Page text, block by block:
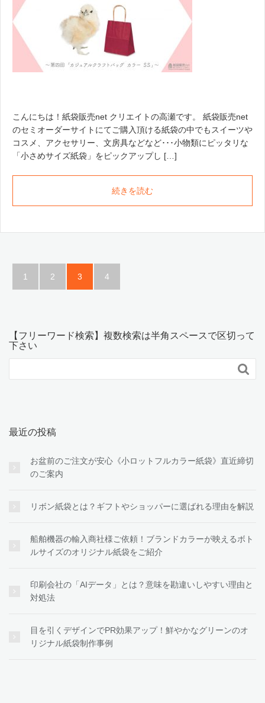
こんにちは！紙袋販売net クリエイトの高瀬です。 紙袋販売net
のセミオーダーサイトにてご購入頂ける紙袋の中でもスイーツや
コスメ、アクセサリー、文房具などなど･･･小物類にピッタリな
「小さめサイズ紙袋」をピックアップし […]
続きを読む
1 2 3 4
【フリーワード検索】複数検索は半角スペースで区切って
下さい

最近の投稿
お盆前のご注文が安心《小ロットフルカラー紙袋》直近締切
のご案内
リボン紙袋とは？ギフトやショッパーに選ばれる理由を解説
船舶機器の輸入商社様ご依頼！ブランドカラーが映えるボト
ルサイズのオリジナル紙袋をご紹介
印刷会社の「AIデータ」とは？意味を勘違いしやすい理由と
対処法
目を引くデザインでPR効果アップ！鮮やかなグリーンのオ
リジナル紙袋制作事例